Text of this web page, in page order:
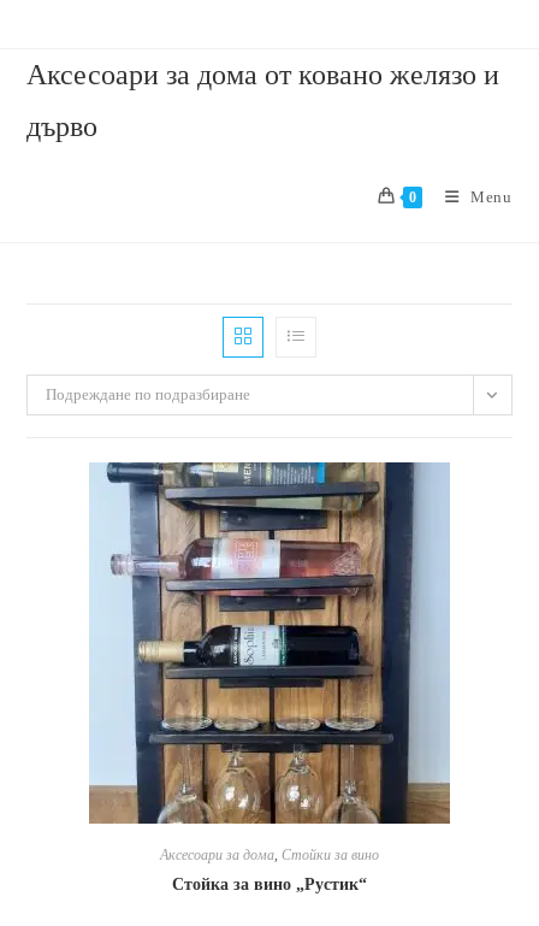
Аксесоари за дома от ковано желязо и
дърво
0 Menu
Подреждане по подразбиране
Аксесоари за дома, Стойки за вино
Стойка за вино „Рустик“